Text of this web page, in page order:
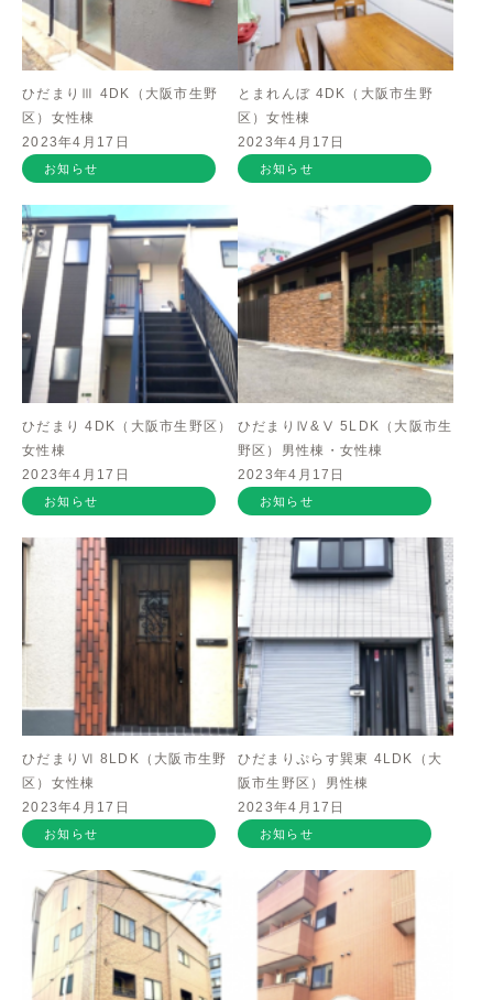
ひだまりⅢ 4DK（大阪市生野
区）女性棟
2023年4月17日
お知らせ
とまれんぼ 4DK（大阪市生野
区）女性棟
2023年4月17日
お知らせ
ひだまり 4DK（大阪市生野区）
女性棟
2023年4月17日
お知らせ
ひだまりⅣ&Ⅴ 5LDK（大阪市生
野区）男性棟・女性棟
2023年4月17日
お知らせ
ひだまりⅥ 8LDK（大阪市生野
区）女性棟
2023年4月17日
お知らせ
ひだまりぷらす巽東 4LDK（大
阪市生野区）男性棟
2023年4月17日
お知らせ